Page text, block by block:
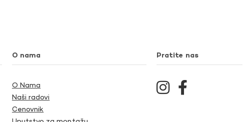
O nama
O Nama
Naši radovi
Cenovnik
Pratite nas